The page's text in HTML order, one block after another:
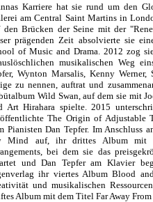
Karriere hat sie rund um den
am Central Saint Martins in
den Brücken der Seine mit der
prägenden Zeit absolvierte sie
of Music and Drama. 2012 zog
musikalischen Weg
Wynton Marsalis, Kenny
zu nennen, auftrat und
Wild Swan, auf dem sie mit
Art Hirahara spielte. 2015
The Origin of Adjustable
Pianisten Dan Tepfer. Im Anschluss
Mind auf, ihr drittes Album mit
bei dem sie das
und Dan Tepfer am Klavier
ihr viertes Album Blood
und musikalischen
Album mit dem Titel Far Away